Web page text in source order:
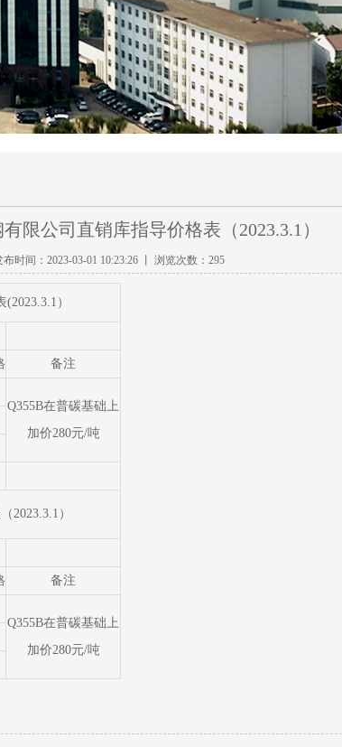
限公司直销库指导价格表（2023.3.1）
布时间：2023-03-01 10:23:26 丨 浏览次数： 295
）
备注
Q355B在普碳基础上
加价280元/吨
2023.3.1）
备注
Q355B在普碳基础上
加价280元/吨